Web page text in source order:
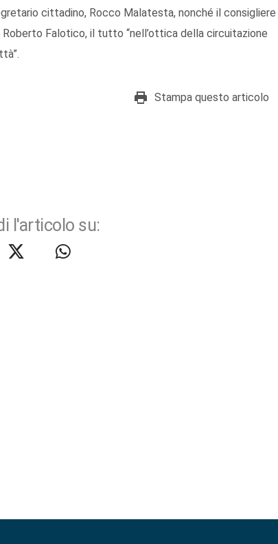
cittadino, Rocco Malatesta, nonché il consigliere
Falotico, il tutto “nell’ottica della circuitazione
Stampa questo articolo
l'articolo su: